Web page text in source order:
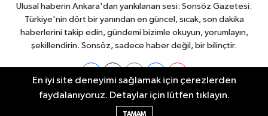
Ulusal haberin Ankara'dan yankılanan sesi: Sonsöz Gazetesi.
Türkiye'nin dört bir yanından en güncel, sıcak, son dakika
haberlerini takip edin, gündemi bizimle okuyun, yorumlayın,
şekillendirin. Sonsöz, sadece haber değil, bir bilinçtir.
Ankara Nöbetçi Eczaneler
En iyi site deneyimi sağlamak için çerezlerden
faydalanıyoruz. Detaylar için lütfen tıklayın.
TAMAM